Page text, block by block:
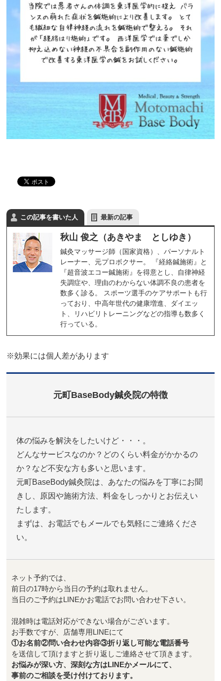
この記事を書いた人 最新の記事
秋山 俊之（あきやま としゆき）
鍼灸マッサージ師（国家資格）、パーソナルト
レーナー、元プロボクサー。 『経絡鍼施術』と
『超音波エコー鍼施術』を得意とし、自律神経
失調症や、理由のわからない体調不良の患者を
数多く診る。 スポーツ選手のケアサポートも行
っており、中高年世代の健康増進、ダイエッ
ト、リハビリトレーニングなどの指導も数多く
行っている。
※効果には個人差があります
元町BaseBody鍼灸院の特徴
体の悩みを解決をしたいけど・・・。
どんなサービスなのか？どのくらい料金がかかるの
か？など不安な方も多いと思います。
元町BaseBody鍼灸院は、あなたの悩みを丁寧にお聞
きし、原因や施術方法、料金をしっかりとお伝えい
たします。
まずは、お電話でもメールでも気軽にご連絡くださ
い。
ネット予約では、
前日の17時から当日の予約は取れません。
当日のご予約はLINEかお電話でお問い合わせ下さい。
混雑時は電話対応ができない場合がございます。
お手数ですが、店舗専用LINEにて
①お名前②問い合わせ内容③折り返し可能な電話番号
を送信して頂けますと折り返しご連絡させて頂きます。
お悩みが深い方、深刻な方はLINEかメールにて、
事前のご相談を受け付けております。